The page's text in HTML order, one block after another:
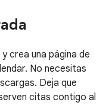
crea una página de
No necesitas
Deja que
citas contigo al